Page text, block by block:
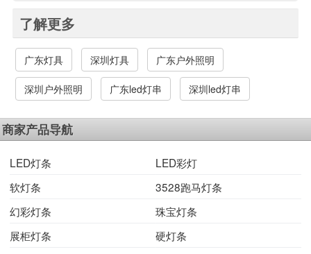
了解更多
广东灯具 深圳灯具 广东户外照明
深圳户外照明 广东led灯串 深圳led灯串
商家产品导航
LED灯条
LED彩灯
软灯条
3528跑马灯条
幻彩灯条
珠宝灯条
展柜灯条
硬灯条